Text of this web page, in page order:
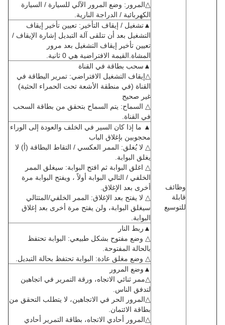
وظائف
قابلة
للتوسيع
△المرور: وضع المرور الآلي للسيارة / السيارة
الكهربائية / الدراجة النارية.
▲تشغيل / إيقاف التأخير: تعيين تأخير إيقاف
التشغيل بعد أن تتلقى آلة التبديل إشارة الإيقاف /
تعيين تأخير إيقاف التشغيل بعد مرور
المشاة.القيمة الافتراضية هي 0 ثانية.
▲سحب بطاقة في القناة
△إيقاف التشغيل الافتراضي: تمرير البطاقة في
القناة (في منطقة الأشعة تحت الحمراء الحثية)
غير صحيح
△ السماح: يتم السماح بتحقق من بطاقة السحب
في القناة.
▲ ما إذا كان السير في الخلف والعودة إلى الوراء
محجوبين بإغلاق الباب
△ لا يُغلق: الممر العكسي / التقاط البطاقة (أ) لا
يغلق البوابة.
△ اغلق البوابة ثم افتح البوابة: سيغلق الممر
الخلفي / التالي البوابة أولاً ، ويفتح البوابة مرة
أخرى بعد الإغلاق.
△ لا يفتح بعد الإغلاق: الممر الخلفي/المتتالي
سيغلق البوابة، ولن يفتح مرة أخرى بعد إغلاق
البوابة.
▲ربط النار
△ وضع مفتوح بشكل طبيعي: البوابة تحتفظ
بالحالة المفتوحة.
△ وضع مغلق عادة: البوابة تحتفظ بحالة التبديل.
▲وضع المرور
△ممر ثنائي الاتجاه، ورقة التمرير في اتجاهين
لتدفق الناس.
△المرور الحر في الاتجاهين، لا يتطلب التحقق من
بطاقة الائتمان.
△المرور أحادي الاتجاه، بطاقة التمرير أحادي